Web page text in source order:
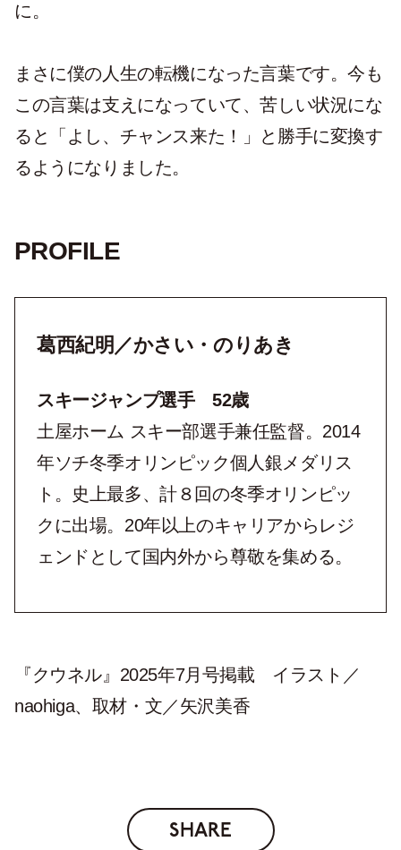
に。
まさに僕の人生の転機になった言葉です。今も
この言葉は支えになっていて、苦しい状況にな
ると「よし、チャンス来た！」と勝手に変換す
るようになりました。
PROFILE
葛西紀明／かさい・のりあき
スキージャンプ選手 52歳
土屋ホーム スキー部選手兼任監督。2014
年ソチ冬季オリンピック個人銀メダリス
ト。史上最多、計８回の冬季オリンピッ
クに出場。20年以上のキャリアからレジ
ェンドとして国内外から尊敬を集める。
『クウネル』2025年7月号掲載 イラスト／
naohiga、取材・文／矢沢美香
SHARE